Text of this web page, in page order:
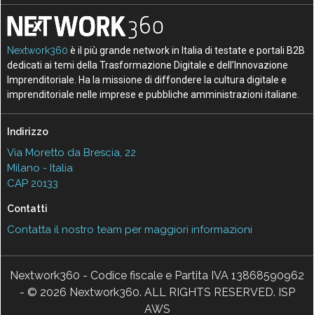
Nextwork360 è il più grande network in Italia di testate e portali B2B
dedicati ai temi della Trasformazione Digitale e dell’Innovazione
Imprenditoriale. Ha la missione di diffondere la cultura digitale e
imprenditoriale nelle imprese e pubbliche amministrazioni italiane.
Indirizzo
Via Moretto da Brescia, 22
Milano - Italia
CAP 20133
Contatti
Contatta il nostro team per maggiori informazioni
Nextwork360 - Codice fiscale e Partita IVA 13868590962
- © 2026 Nextwork360. ALL RIGHTS RESERVED. ISP
AWS